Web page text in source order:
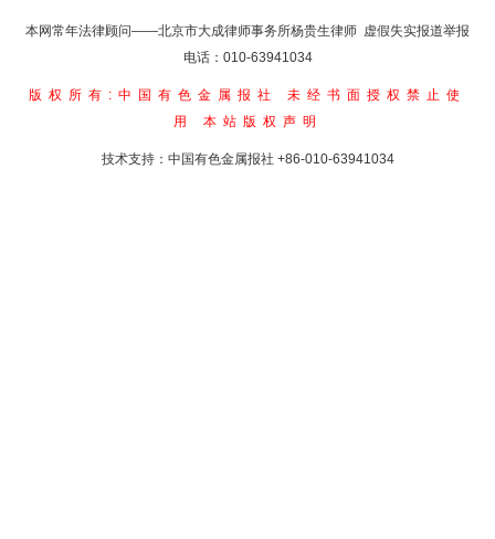
本网常年法律顾问——北京市大成律师事务所杨贵生律师 虚假失实报道举报
电话：010-63941034
版权所有:中国有色金属报社
未经书面授权禁止使
用 本站版权声明
技术支持：中国有色金属报社 +86-010-63941034